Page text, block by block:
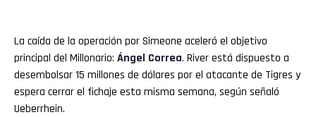
La caída de la operación por Simeone aceleró el objetivo
principal del Millonario: Ángel Correa. River está dispuesto a
desembolsar 15 millones de dólares por el atacante de Tigres y
espera cerrar el fichaje esta misma semana, según señaló
Ueberrhein.